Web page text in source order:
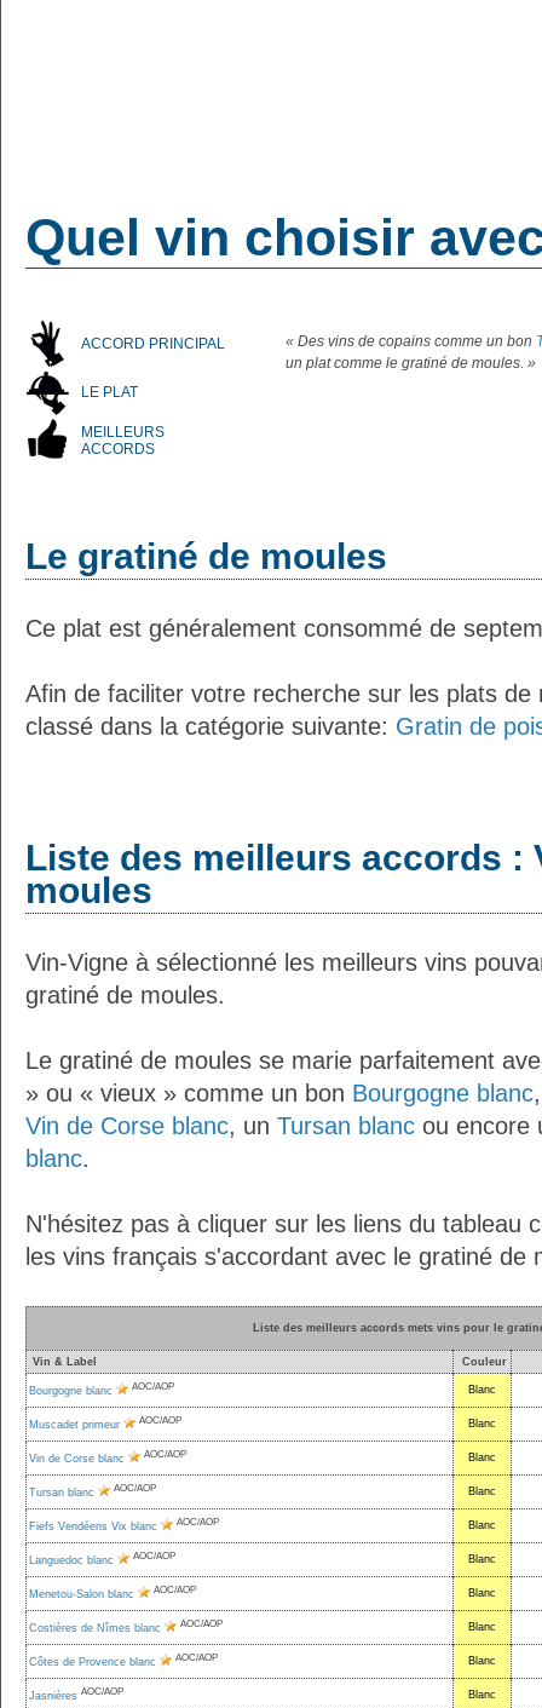
Quel vin choisir
ACCORD PRINCIPAL
LE PLAT
MEILLEURS
ACCORDS
« Des vins de copains comme un bon
un plat comme le gratiné de moules. »
Le gratiné de moules
Ce plat est généralement consommé de
Afin de faciliter votre recherche sur les plats
classé dans la catégorie suivante: Gratin de
Liste des meilleurs accords :
moules
Vin-Vigne à sélectionné les meilleurs vins
gratiné de moules.
Le gratiné de moules se marie parfaitement
» ou « vieux » comme un bon Bourgogne blanc
Vin de Corse blanc, un Tursan blanc ou encore
blanc.
N'hésitez pas à cliquer sur les liens du tableau
les vins français s'accordant avec le gratiné de
Liste des meilleurs accords mets vins pour le
Vin & Label Couleur
Bourgogne blanc AOC/AOP Blanc
Muscadet primeur AOC/AOP Blanc
Vin de Corse blanc AOC/AOP Blanc
Tursan blanc AOC/AOP Blanc
Fiefs Vendéens Vix blanc AOC/AOP Blanc
Languedoc blanc AOC/AOP Blanc
Menetou-Salon blanc AOC/AOP Blanc
Costières de Nîmes blanc AOC/AOP Blanc
Côtes de Provence blanc AOC/AOP Blanc
Jasnières AOC/AOP Blanc